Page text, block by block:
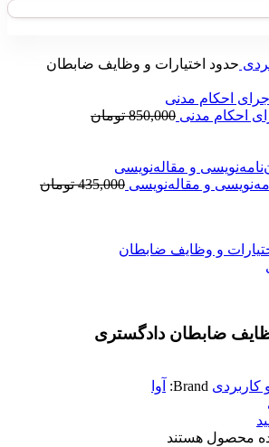
حدود اختیارات و وظایف ضابطان
احکام مدنی 850,000 تومان
739,500 تومان
و مقاله‌نویسی 435,000 تومان
ضابطان دادگستری
Brand:
آوا
محصول هستند